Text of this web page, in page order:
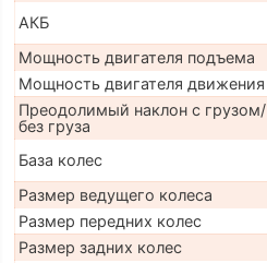
АКБ
Мощность двигателя подъема
Мощность двигателя движения
Преодолимый наклон с грузом/
без груза
База колес
Размер ведущего колеса
Размер передних колес
Размер задних колес